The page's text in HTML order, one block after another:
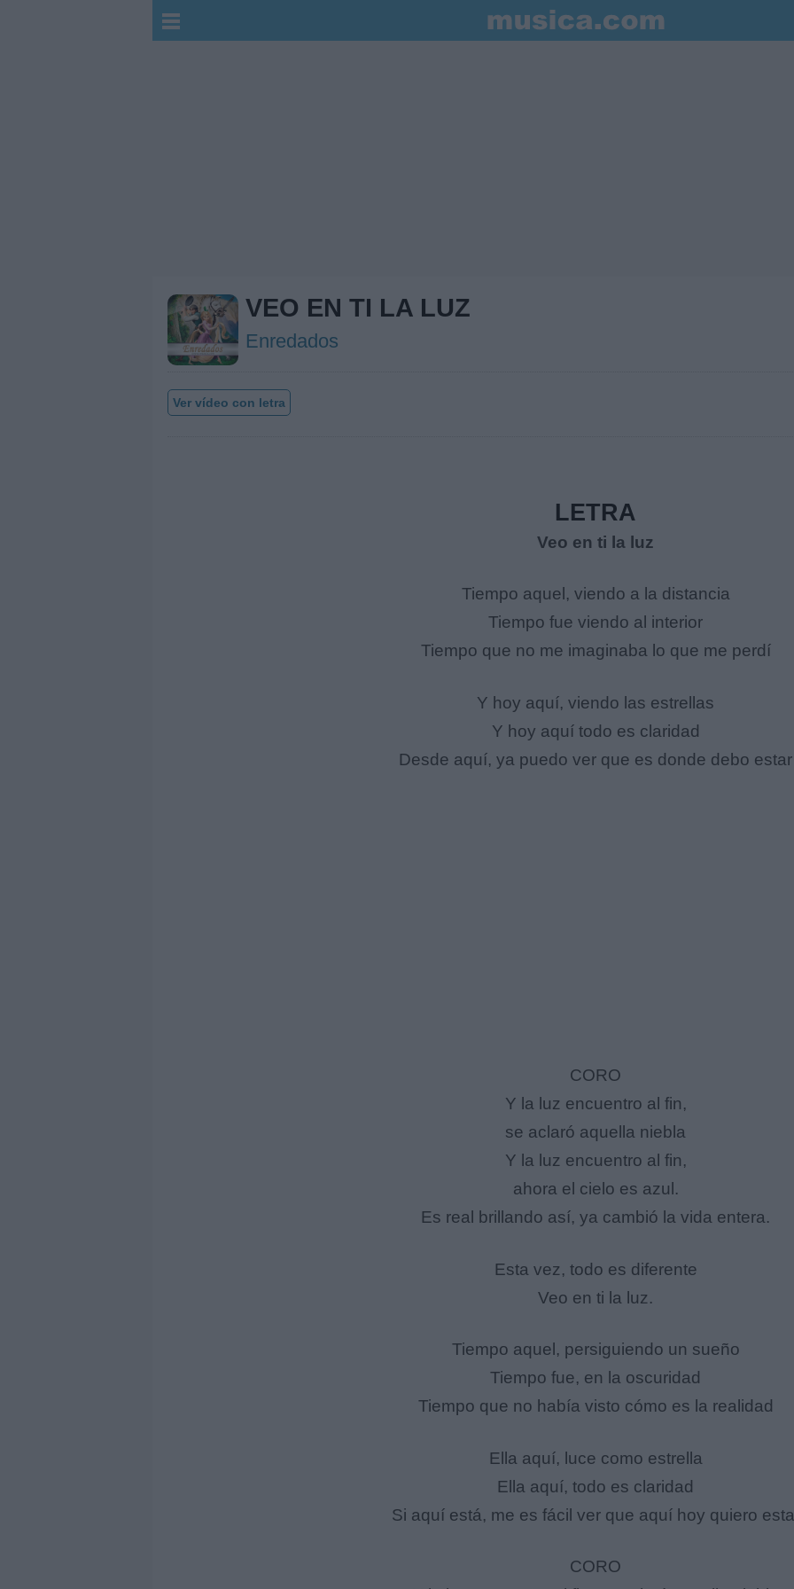
VEO EN TI LA LUZ
Enredados
Ver vídeo con letra
LETRA
Veo en ti la luz
Tiempo aquel, viendo a la distancia
Tiempo fue viendo al interior
Tiempo que no me imaginaba lo que me perdí
Y hoy aquí, viendo las estrellas
Y hoy aquí todo es claridad
Desde aquí, ya puedo ver que es donde debo estar
CORO
Y la luz encuentro al fin,
se aclaró aquella niebla
Y la luz encuentro al fin,
ahora el cielo es azul.
Es real brillando así, ya cambió la vida entera.
Esta vez, todo es diferente
Veo en ti la luz.
Tiempo aquel, persiguiendo un sueño
Tiempo fue, en la oscuridad
Tiempo que no había visto cómo es la realidad
Ella aquí, luce como estrella
Ella aquí, todo es claridad
Si aquí está, me es fácil ver que aquí hoy quiero
CORO